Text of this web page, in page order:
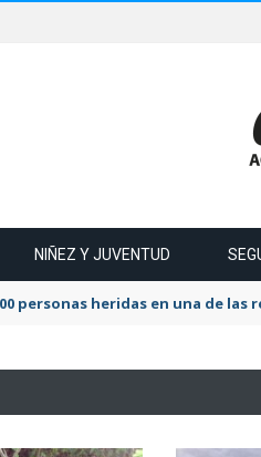
NIÑEZ Y JUVENTUD
personas heridas en una de